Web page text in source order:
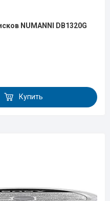
NUMANNI DB1320G
Купить